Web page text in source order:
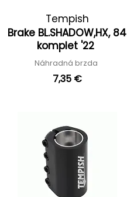
Tempish
Brake BL.SHADOW,HX, 84
komplet '22
Náhradná brzda
7,35 €